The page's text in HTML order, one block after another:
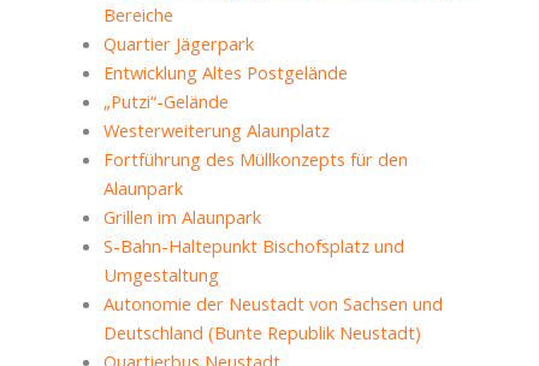
Bereiche
Quartier Jägerpark
Entwicklung Altes Postgelände
„Putzi“-Gelände
Westerweiterung Alaunplatz
Fortführung des Müllkonzepts für den
Alaunpark
Grillen im Alaunpark
S-Bahn-Haltepunkt Bischofsplatz und
Umgestaltung
Autonomie der Neustadt von Sachsen und
Deutschland (Bunte Republik Neustadt)